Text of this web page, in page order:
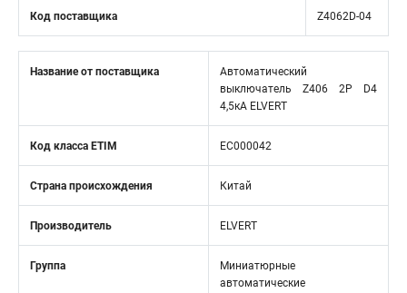
Код поставщика Z4062D-04
Название от поставщика
Автоматический
выключатель Z406 2Р D4
4,5кА ELVERT
Код класса ETIM EC000042
Страна происхождения Китай
Производитель ELVERT
Группа
Миниатюрные
автоматические